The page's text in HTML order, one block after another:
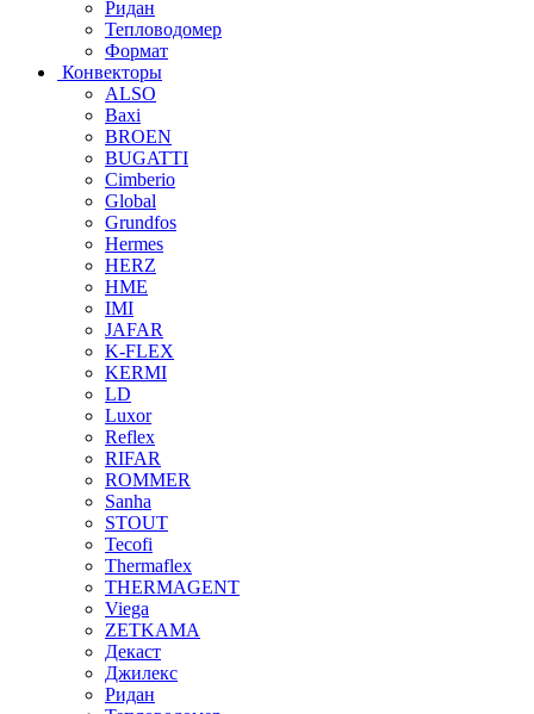
Ридан
Тепловодомер
Формат
Конвекторы
ALSO
Baxi
BROEN
BUGATTI
Cimberio
Global
Grundfos
Hermes
HERZ
HME
IMI
JAFAR
K-FLEX
KERMI
LD
Luxor
Reflex
RIFAR
ROMMER
Sanha
STOUT
Tecofi
Thermaflex
THERMAGENT
Viega
ZETKAMA
Декаст
Джилекс
Ридан